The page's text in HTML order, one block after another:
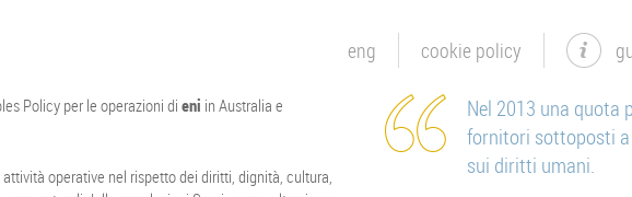
cookie policy
eng
Policy per le operazioni di eni in Australia e
operative nel rispetto dei diritti, dignità, cultura,
Nel 2013 una quota
fornitori sottoposti a
sui diritti umani.